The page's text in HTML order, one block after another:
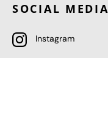
SOCIAL MEDIA
Instagram